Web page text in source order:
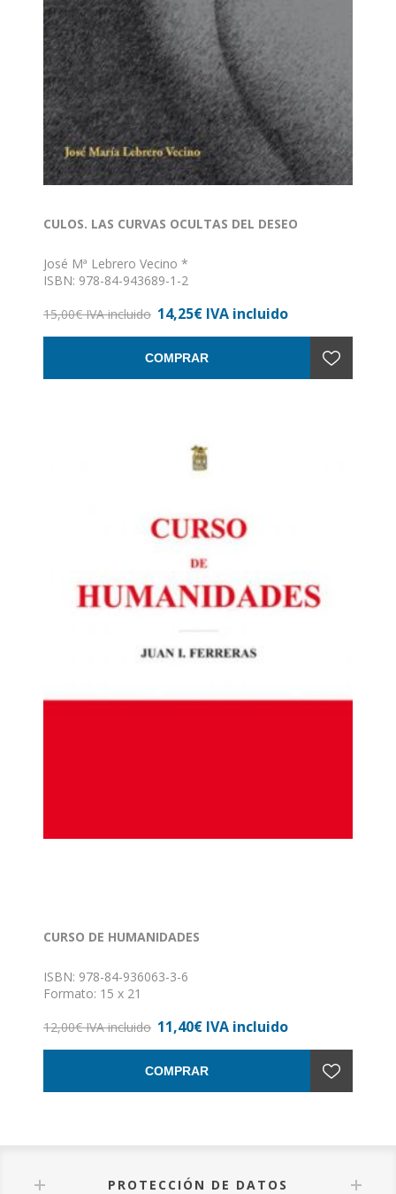
CULOS. LAS CURVAS OCULTAS DEL DESEO
José Mª Lebrero Vecino *
ISBN: 978-84-943689-1-2
Nº de páginas: 152
15,00€ IVA incluido 14,25€ IVA incluido
COMPRAR
CURSO DE HUMANIDADES
ISBN: 978-84-936063-3-6
Formato: 15 x 21
Encuadernación: Rústica con solapas
12,00€ IVA incluido 11,40€ IVA incluido
COMPRAR
PROTECCIÓN DE DATOS